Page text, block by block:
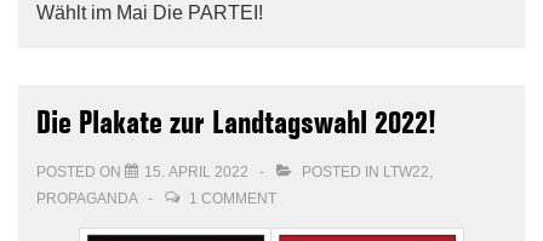
Wählt im Mai Die PARTEI!
Die Plakate zur Landtagswahl 2022!
POSTED ON 15. APRIL 2022 POSTED IN LTW22
PROPAGANDA
1 COMMENT